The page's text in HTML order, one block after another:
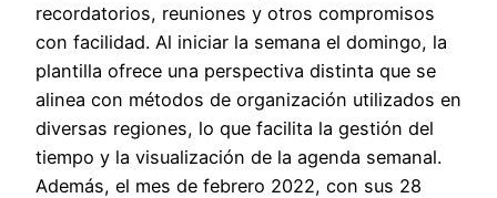
recordatorios, reuniones y otros compromisos
con facilidad. Al iniciar la semana el domingo, la
plantilla ofrece una perspectiva distinta que se
alinea con métodos de organización utilizados en
diversas regiones, lo que facilita la gestión del
tiempo y la visualización de la agenda semanal.
Además, el mes de febrero 2022, con sus 28